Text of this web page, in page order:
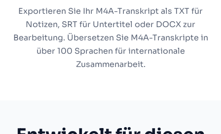
Exportieren Sie Ihr M4A-Transkript als TXT für
Notizen, SRT für Untertitel oder DOCX zur
Bearbeitung. Übersetzen Sie M4A-Transkripte in
über 100 Sprachen für internationale
Zusammenarbeit.